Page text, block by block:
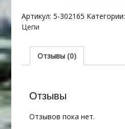
5/6/7
скоростей,
116
звеньев
Артикул: 5-302165 Категории:
Цепи
Отзывы (0)
Отзывы
Отзывов пока нет.